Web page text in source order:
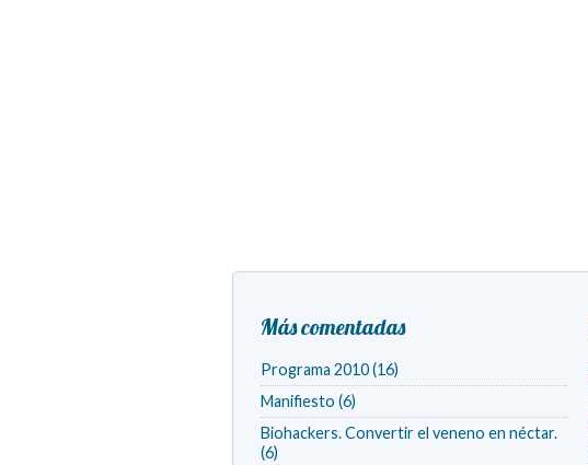
Más comentadas
Programa 2010 (16)
Manifiesto (6)
Biohackers. Convertir el veneno en néctar.
(6)